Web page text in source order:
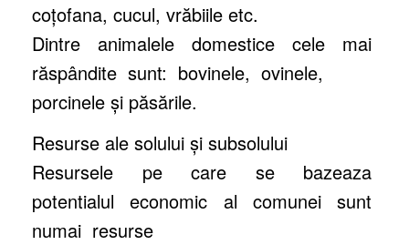
coţofana, cucul, vrăbiile etc.
Dintre animalele domestice cele mai
răspândite sunt: bovinele, ovinele,
porcinele şi păsările.
Resurse ale solului şi subsolului
Resursele pe care se bazeaza
potentialul economic al comunei sunt
numai resurse